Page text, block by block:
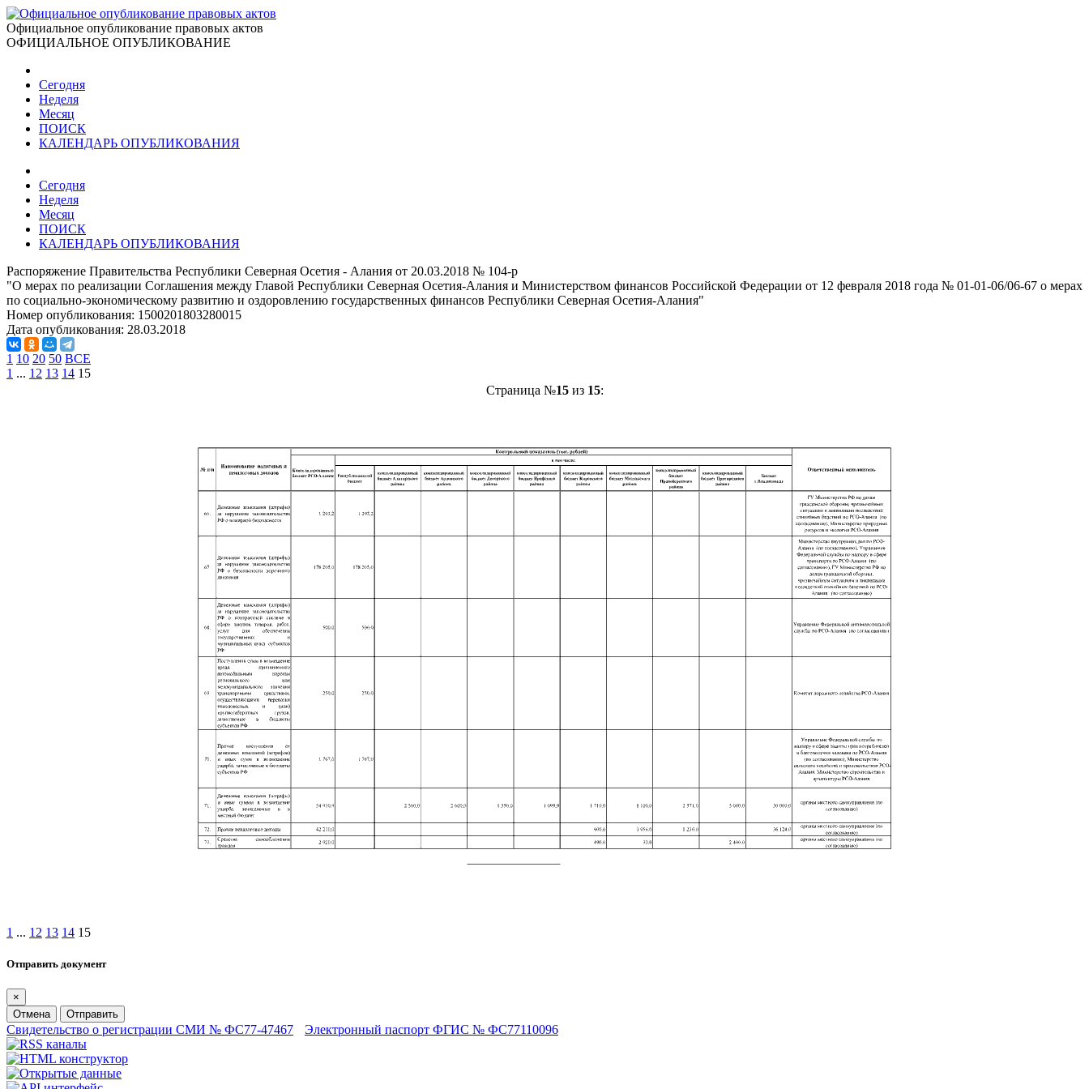
Официальное опубликование правовых актов
ОФИЦИАЛЬНОЕ ОПУБЛИКОВАНИЕ
Сегодня
Неделя
Месяц
ПОИСК
КАЛЕНДАРЬ ОПУБЛИКОВАНИЯ
Сегодня
Неделя
Месяц
ПОИСК
КАЛЕНДАРЬ ОПУБЛИКОВАНИЯ
Распоряжение Правительства Республики Северная Осетия - Алания от 20.03.2018 № 104-р
"О мерах по реализации Соглашения между Главой Республики Северная Осетия-Алания и Министерством финансов Российской Федерации от 12 февраля 2018 года № 01-01-06/06-67 о мерах
по социально-экономическому развитию и оздоровлению государственных финансов Республики Северная Осетия-Алания"
Номер опубликования: 1500201803280015
Дата опубликования: 28.03.2018
1 10 20 50 ВСЕ
1 ... 12 13 14 15
Страница №15из 15:
1 ... 12 13 14 15
Отправить документ
×
Отмена
Отправить
Свидетельство о регистрации СМИ № ФС77-47467 Электронный паспорт ФГИС № ФС77110096